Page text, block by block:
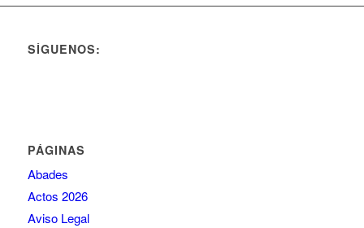
SÍGUENOS:
PÁGINAS
Abades
Actos 2026
Aviso Legal